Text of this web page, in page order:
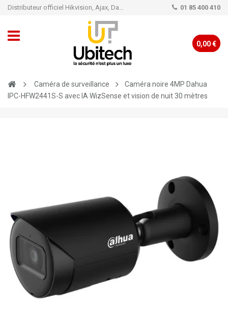
Distributeur officiel Hikvision, Ajax, Dahua, TP-Link - Caméra de vidéo surveillance - Alarme 01 85 400 410
0,00 €
Caméra de surveillance
Caméra noire 4MP Dahua
IPC-HFW2441S-S avec IA WizSense et vision de nuit 30 mètres